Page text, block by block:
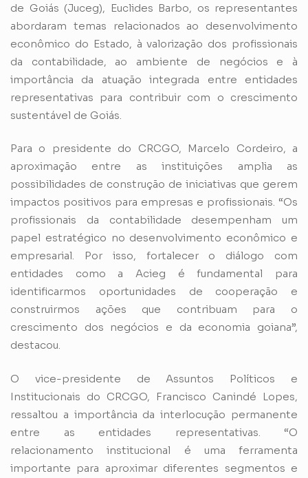
de Goiás (Juceg), Euclides Barbo, os representantes
abordaram temas relacionados ao desenvolvimento
econômico do Estado, à valorização dos profissionais
da contabilidade, ao ambiente de negócios e à
importância da atuação integrada entre entidades
representativas para contribuir com o crescimento
sustentável de Goiás.
Para o presidente do CRCGO, Marcelo Cordeiro, a
aproximação entre as instituições amplia as
possibilidades de construção de iniciativas que gerem
impactos positivos para empresas e profissionais. “Os
profissionais da contabilidade desempenham um
papel estratégico no desenvolvimento econômico e
empresarial. Por isso, fortalecer o diálogo com
entidades como a Acieg é fundamental para
identificarmos oportunidades de cooperação e
construirmos ações que contribuam para o
crescimento dos negócios e da economia goiana”,
destacou.
O vice-presidente de Assuntos Políticos e
Institucionais do CRCGO, Francisco Canindé Lopes,
ressaltou a importância da interlocução permanente
entre as entidades representativas. “O
relacionamento institucional é uma ferramenta
importante para aproximar diferentes segmentos e